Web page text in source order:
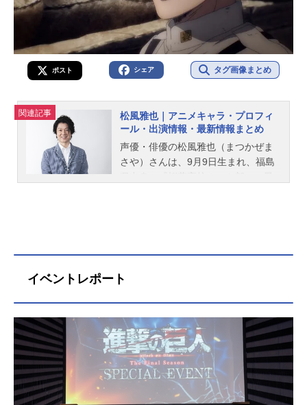
ポスト シェア タグ画像まとめ
関連記事
松風雅也｜アニメキャラ・プロフィ
ール・出演情報・最新情報まとめ
声優・俳優の松風雅也（まつかぜま
さや）さんは、9月9日生まれ、福島
をご紹介！
イベントレポート